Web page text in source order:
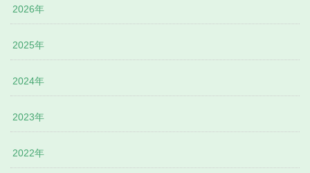
2026年
2025年
2024年
2023年
2022年